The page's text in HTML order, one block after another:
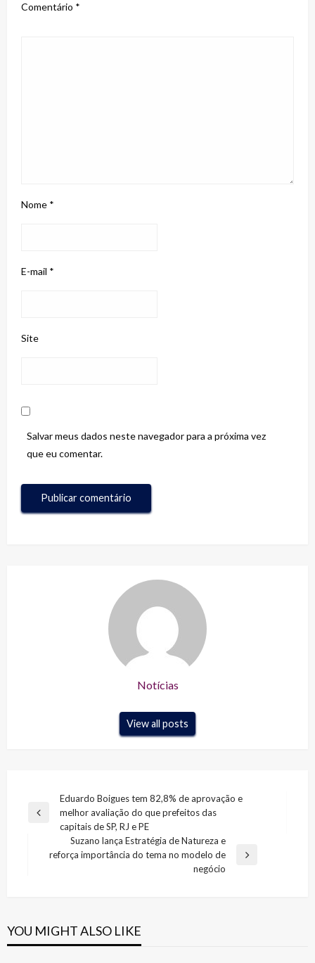
Comentário *
Nome *
E-mail *
Site
Salvar meus dados neste navegador para a próxima vez
que eu comentar.
Notícias
View all posts
Navegação
de
Previous
Eduardo Boigues tem 82,8% de aprovação e
melhor avaliação do que prefeitos das
capitais de SP, RJ e PE
Next
Suzano lança Estratégia de Natureza e
reforça importância do tema no modelo de
negócio
YOU MIGHT ALSO LIKE